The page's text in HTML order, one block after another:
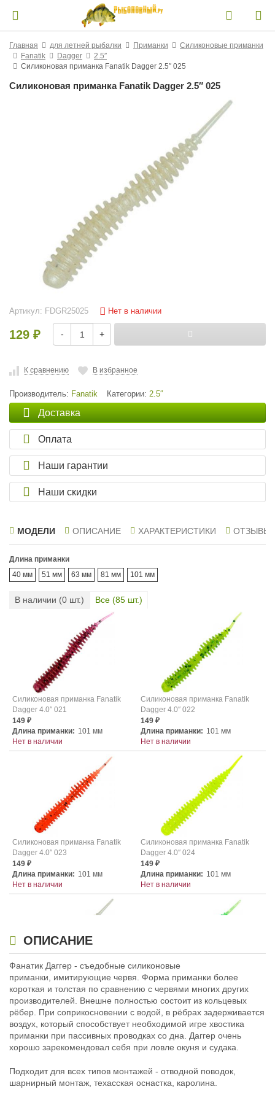
Главная для летней рыбалки Приманки
Силиконовые приманки
Fanatik
Dagger
2.5″
Силиконовая приманка Fanatik Dagger 2.5″ 025
Силиконовая приманка Fanatik Dagger 2.5″ 025
Артикул: FDGR25025 Нет в наличии
129 ₽ - +
К сравнению В избранное
Производитель: Fanatik Категории: 2.5″
Доставка
Оплата
Наши гарантии
Наши скидки
МОДЕЛИ ОПИСАНИЕ ХАРАКТЕРИСТИКИ ОТЗЫВЫ
Длина приманки
40 мм
51 мм 63 мм 81 мм 101 мм
В наличии (0 шт.) Все (85 шт.)
Силиконовая приманка Fanatik
Dagger 4.0″ 021
149 ₽
Длина приманки: 101 мм
Нет в наличии
Силиконовая приманка Fanatik
Dagger 4.0″ 022
149 ₽
Длина приманки: 101 мм
Нет в наличии
Силиконовая приманка Fanatik
Dagger 4.0″ 023
149 ₽
Длина приманки: 101 мм
Нет в наличии
Силиконовая приманка Fanatik
Dagger 4.0″ 024
149 ₽
Длина приманки: 101 мм
Нет в наличии
Dagger 4.0″ 025
149
Длина приманки: 101 мм
Нет в наличии
Dagger 4.0″ 026
Длина приманки:101 мм
Нет в наличии
ОПИСАНИЕ
Фанатик Даггер - съедобные силиконовые
приманки, имитирующие червя. Форма приманки более
короткая и толстая по сравнению с червями многих других
производителей. Внешне полностью состоит из кольцевых
рёбер. При соприкосновении с водой, в рёбрах задерживается
воздух, который способствует необходимой игре хвостика
приманки при пассивных проводках со дна. Даггер очень
хорошо зарекомендовал себя при ловле окуня и судака.
Подходит для всех типов монтажей - отводной поводок,
шарнирный монтаж, техасская оснастка, каролина.